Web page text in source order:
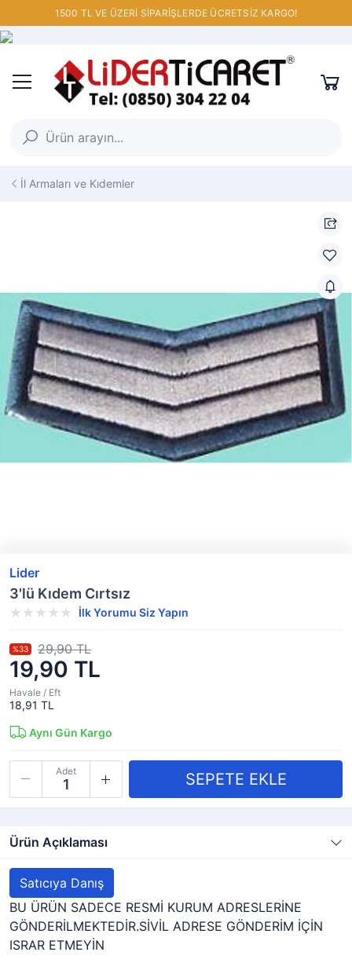
1500 TL VE ÜZERİ SİPARİŞLERDE ÜCRETSİZ KARGO!
İl Armaları ve Kıdemler
Lider
3'lü Kıdem Cırtsız
İlk Yorumu Siz Yapın
19,90 TL
%33 29,90 TL
Havale / Eft
18,91 TL
Aynı Gün Kargo
Adet
Ürün Açıklaması
Satıcıya Danış
BU ÜRÜN SADECE RESMİ KURUM ADRESLERİNE
GÖNDERİLMEKTEDİR.SİVİL ADRESE GÖNDERİM İÇİN
ISRAR ETMEYİN